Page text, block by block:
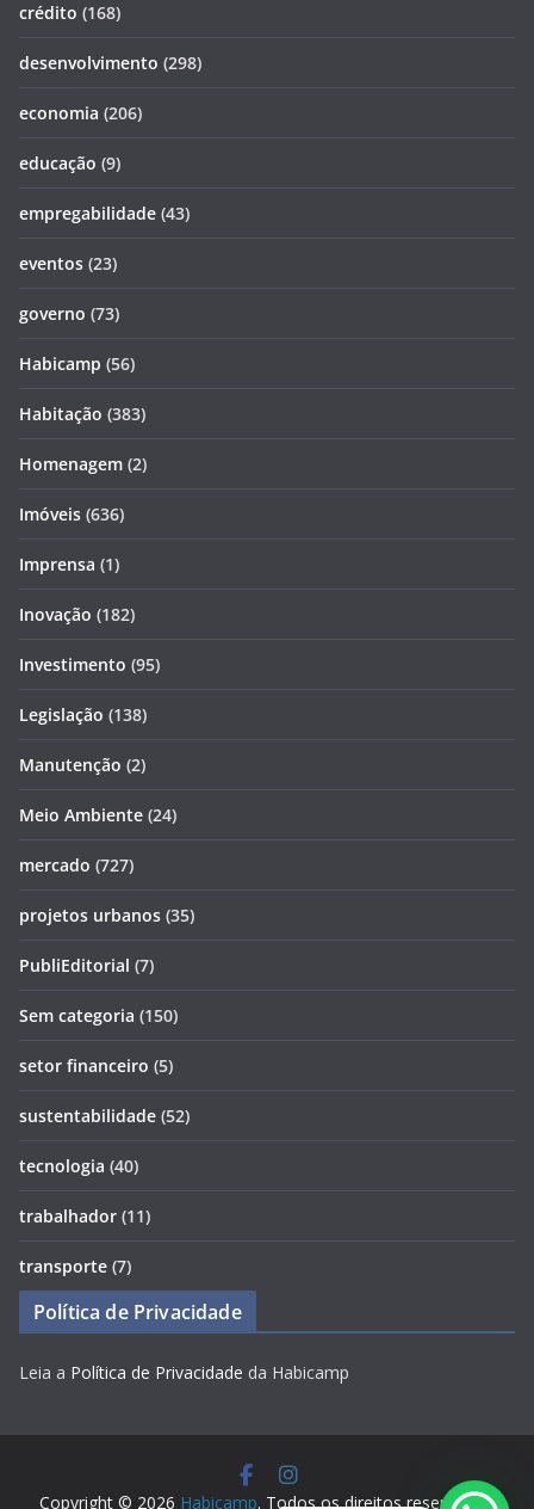
crédito (168)
desenvolvimento (298)
economia (206)
educação (9)
empregabilidade (43)
eventos (23)
governo (73)
Habicamp (56)
Habitação (383)
Homenagem (2)
Imóveis (636)
Imprensa (1)
Inovação (182)
Investimento (95)
Legislação (138)
Manutenção (2)
Meio Ambiente (24)
mercado (727)
projetos urbanos (35)
PubliEditorial (7)
Sem categoria (150)
setor financeiro (5)
sustentabilidade (52)
tecnologia (40)
trabalhador (11)
transporte (7)
Política de Privacidade
Leia a Política de Privacidade da Habicamp
Copyright © 2026 Habicamp. Todos os direitos reservados.